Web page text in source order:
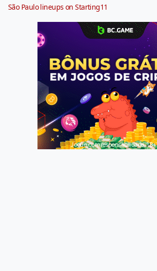
São Paulo lineups on Starting11
Jogue com responsabilidade. 18+